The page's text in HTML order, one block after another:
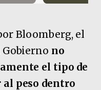
Bloomberg, el
no
el tipo de
peso dentro